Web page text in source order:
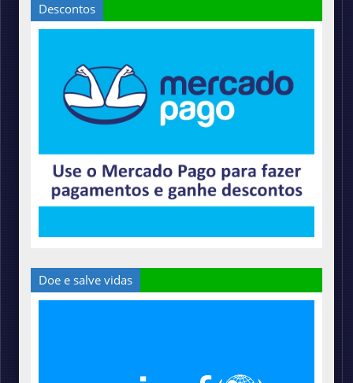
Descontos
Doe e salve vidas